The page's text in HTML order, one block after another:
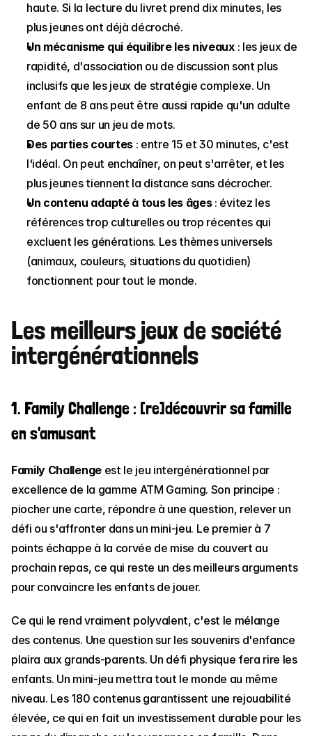
haute. Si la lecture du livret prend dix minutes, les
plus jeunes ont déjà décroché.
Un mécanisme qui équilibre les niveaux : les jeux de
rapidité, d'association ou de discussion sont plus
inclusifs que les jeux de stratégie complexe. Un
enfant de 8 ans peut être aussi rapide qu'un adulte
de 50 ans sur un jeu de mots.
Des parties courtes : entre 15 et 30 minutes, c'est
l'idéal. On peut enchaîner, on peut s'arrêter, et les
plus jeunes tiennent la distance sans décrocher.
Un contenu adapté à tous les âges : évitez les
références trop culturelles ou trop récentes qui
excluent les générations. Les thèmes universels
(animaux, couleurs, situations du quotidien)
fonctionnent pour tout le monde.
Les meilleurs jeux de société
intergénérationnels
1. Family Challenge : [re]découvrir sa famille
en s'amusant
Family Challenge est le jeu intergénérationnel par
excellence de la gamme ATM Gaming. Son principe :
piocher une carte, répondre à une question, relever un
défi ou s'affronter dans un mini-jeu. Le premier à 7
points échappe à la corvée de mise du couvert au
prochain repas, ce qui reste un des meilleurs arguments
pour convaincre les enfants de jouer.
Ce qui le rend vraiment polyvalent, c'est le mélange
des contenus. Une question sur les souvenirs d'enfance
plaira aux grands-parents. Un défi physique fera rire les
enfants. Un mini-jeu mettra tout le monde au même
niveau. Les 180 contenus garantissent une rejouabilité
élevée, ce qui en fait un investissement durable pour les